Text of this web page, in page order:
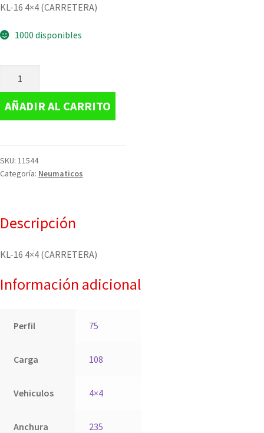
KL-16 4×4 (CARRETERA)
1000 disponibles
AÑADIR AL CARRITO
SKU: 11544
Categoría: Neumaticos
Descripción
KL-16 4×4 (CARRETERA)
Información adicional
Perfil 75
Carga 108
Vehiculos 4×4
Anchura 235